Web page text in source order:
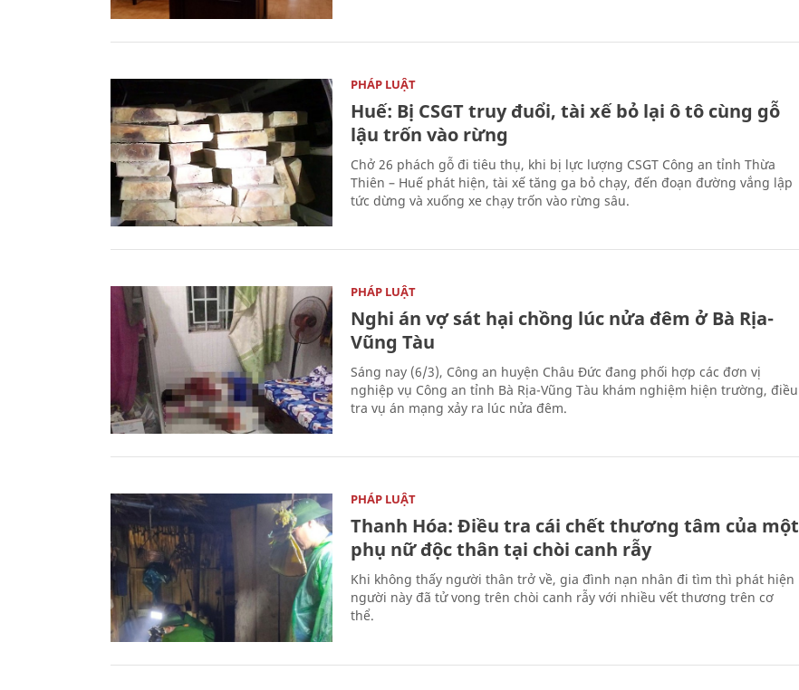
PHÁP LUẬT
Huế: Bị CSGT truy đuổi, tài xế bỏ lại ô tô cùng gỗ
lậu trốn vào rừng
Chở 26 phách gỗ đi tiêu thụ, khi bị lực lượng CSGT Công an tỉnh Thừa
Thiên – Huế phát hiện, tài xế tăng ga bỏ chạy, đến đoạn đường vắng lập
tức dừng và xuống xe chạy trốn vào rừng sâu.
PHÁP LUẬT
Nghi án vợ sát hại chồng lúc nửa đêm ở Bà Rịa-
Vũng Tàu
Sáng nay (6/3), Công an huyện Châu Đức đang phối hợp các đơn vị
nghiệp vụ Công an tỉnh Bà Rịa-Vũng Tàu khám nghiệm hiện trường, điều
tra vụ án mạng xảy ra lúc nửa đêm.
PHÁP LUẬT
Thanh Hóa: Điều tra cái chết thương tâm của một
phụ nữ độc thân tại chòi canh rẫy
Khi không thấy người thân trở về, gia đình nạn nhân đi tìm thì phát hiện
người này đã tử vong trên chòi canh rẫy với nhiều vết thương trên cơ
thể.